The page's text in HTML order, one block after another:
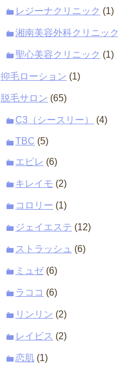
レジーナクリニック (1)
湘南美容外科クリニック
聖心美容クリニック (1)
抑毛ローション (1)
脱毛サロン (65)
C3（シースリー） (4)
TBC (5)
エピレ (6)
キレイモ (2)
コロリー (1)
ジェイエステ (12)
ストラッシュ (6)
ミュゼ (6)
ラココ (6)
リンリン (2)
レイビス (2)
恋肌 (1)